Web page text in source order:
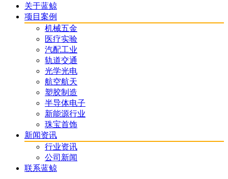
关于蓝鲸
项目案例
机械五金
医疗实验
汽配工业
轨道交通
光学光电
航空航天
塑胶制造
半导体电子
新能源行业
珠宝首饰
新闻资讯
行业资讯
公司新闻
联系蓝鲸